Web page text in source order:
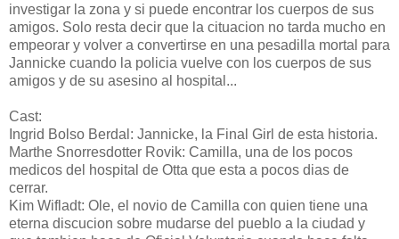
investigar la zona y si puede encontrar los cuerpos de sus
amigos. Solo resta decir que la cituacion no tarda mucho en
empeorar y volver a convertirse en una pesadilla mortal para
Jannicke cuando la policia vuelve con los cuerpos de sus
amigos y de su asesino al hospital...
Cast:
Ingrid Bolso Berdal: Jannicke, la Final Girl de esta historia.
Marthe Snorresdotter Rovik: Camilla, una de los pocos
medicos del hospital de Otta que esta a pocos dias de
cerrar.
Kim Wifladt: Ole, el novio de Camilla con quien tiene una
eterna discucion sobre mudarse del pueblo a la ciudad y